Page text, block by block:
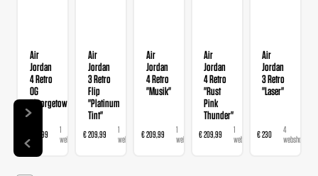
Air
Jordan
4 Retro
OG
"Georgetown"
€ 209,99
1
webshop
Air
Jordan
3 Retro
Flip
"Platinum
Tint"
€ 209,99
1
webshop
Air
Jordan
4 Retro
"Musik"
€ 209,99
1
webshop
Air
Jordan
4 Retro
"Rust
Pink
Thunder"
€ 209,99
1
webshop
Air
Jordan
3 Retro
"Laser"
€ 230
4
webshops